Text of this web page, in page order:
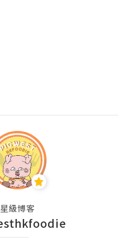
星級博客